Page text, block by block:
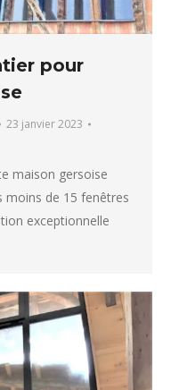
pour
23 janvier 2023
maison gersoise
moins de 15 fenêtres
exceptionnelle